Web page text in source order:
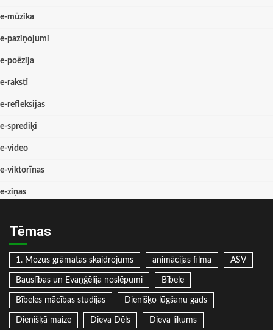
e-mūzika
e-paziņojumi
e-poēzija
e-raksti
e-refleksijas
e-sprediķi
e-video
e-viktorīnas
e-ziņas
Tēmas
1. Mozus grāmatas skaidrojums animācijas filma ASV
Bauslības un Evaņģēlija noslēpumi Bībele
Bībeles mācības studijas Dienišķo lūgšanu gads
Dienišķā maize Dieva Dēls Dieva likums